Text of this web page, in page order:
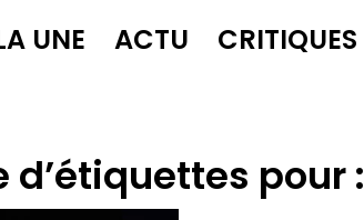
UNE ACTU CRITIQUES
d’étiquettes pour :